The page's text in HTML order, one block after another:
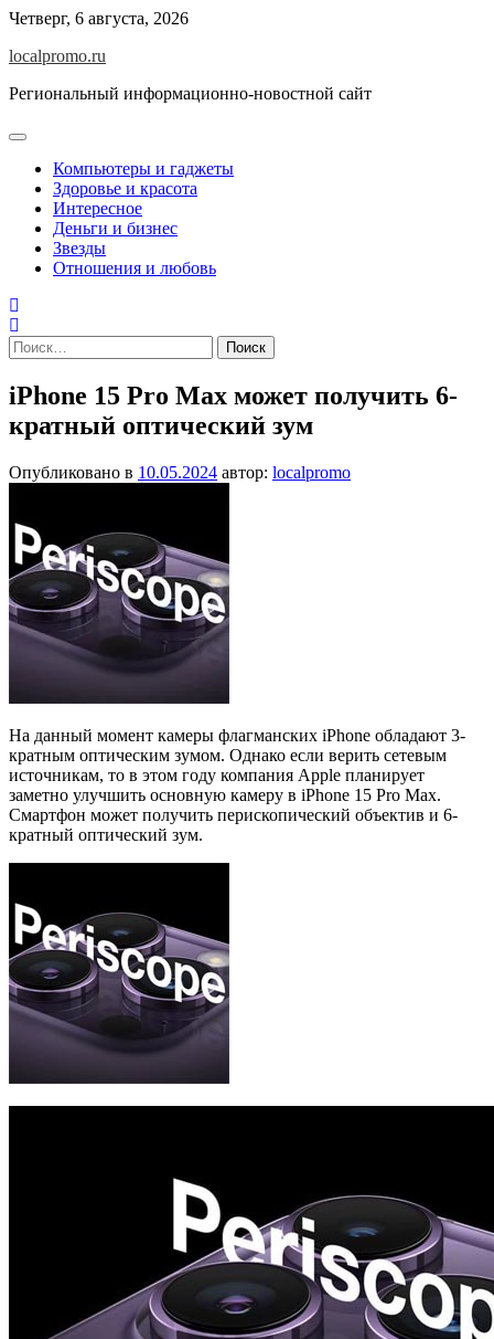
Перейти
содержимому
Четверг, 6 августа, 2026
localpromo.ru
Региональный информационно-новостной сайт
Компьютеры и гаджеты
Здоровье и красота
Интересное
Деньги и бизнес
Звезды
Отношения и любовь
Найти:
iPhone 15 Pro Max может получить 6-
кратный оптический зум
Опубликовано в 10.05.2024 автор: localpromo
На данный момент камеры флагманских iPhone обладают 3-
кратным оптическим зумом. Однако если верить сетевым
источникам, то в этом году компания Apple планирует
заметно улучшить основную камеру в iPhone 15 Pro Max.
Смартфон может получить перископический объектив и 6-
кратный оптический зум.